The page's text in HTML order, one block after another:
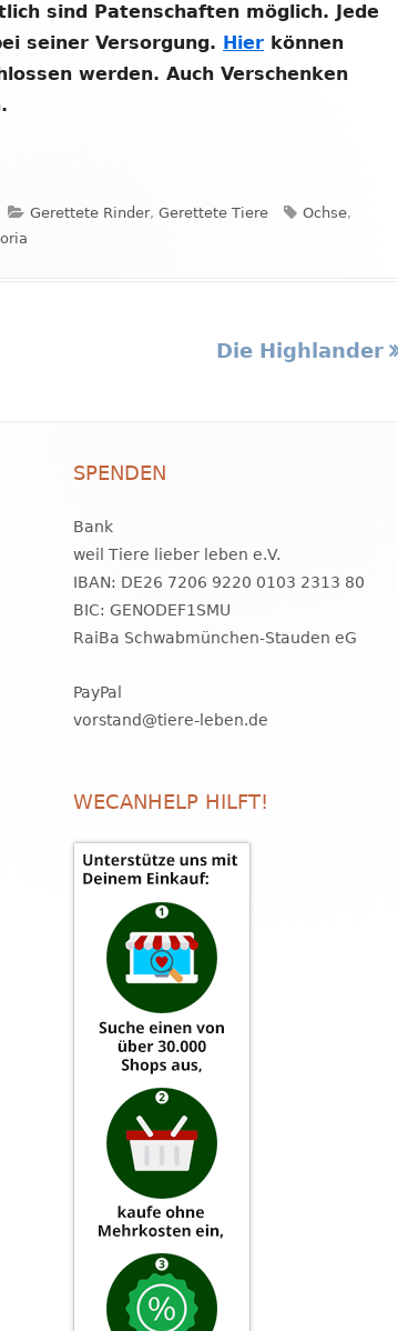
sind Patenschaften möglich. Jede
seiner Versorgung. Hier können
werden. Auch Verschenken
Kategorien
Gerettete Rinder, Gerettete Tiere Schlagwörter
Ochse,
Nächster
Die Highlander
SPENDEN
Bank
weil Tiere lieber leben e.V.
IBAN: DE26 7206 9220 0103 2313 80
BIC: GENODEF1SMU
RaiBa Schwabmünchen-Stauden eG
PayPal
vorstand@tiere-leben.de
WECANHELP HILFT!